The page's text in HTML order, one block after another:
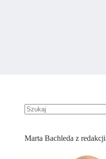
Marta Bachleda z redakcji